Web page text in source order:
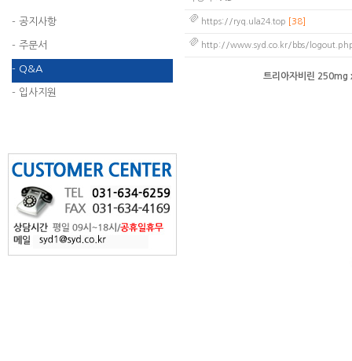
- 공지사항
- 주문서
- Q&A
- 입사지원
https://ryq.ula24.top [38]
http://www.syd.co.kr/bbs/
트리아자비린 250mg